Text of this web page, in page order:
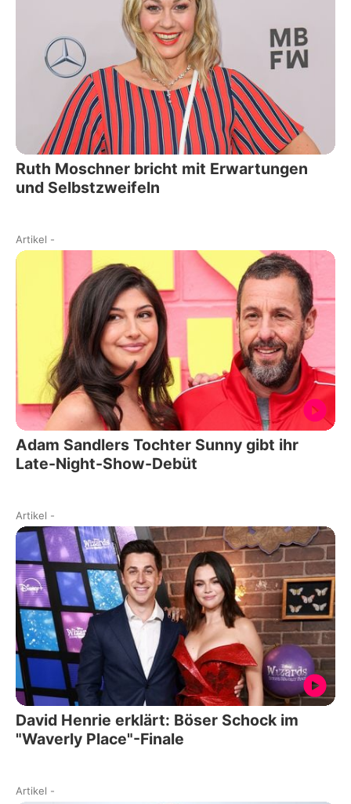
Ruth Moschner bricht mit Erwartungen
und Selbstzweifeln
Artikel -
Adam Sandlers Tochter Sunny gibt ihr
Late-Night-Show-Debüt
Artikel -
David Henrie erklärt: Böser Schock im
"Waverly Place"-Finale
Artikel -